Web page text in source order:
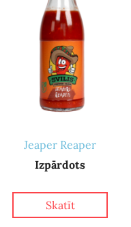
Jeaper Reaper
Izpārdots
Skatīt